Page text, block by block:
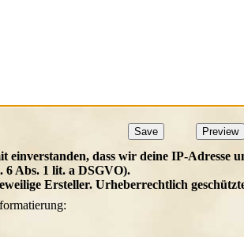
dass wir deine IP-Adresse
Abs. 1 lit. a DSGVO).
Ersteller. Urheberrechtlich